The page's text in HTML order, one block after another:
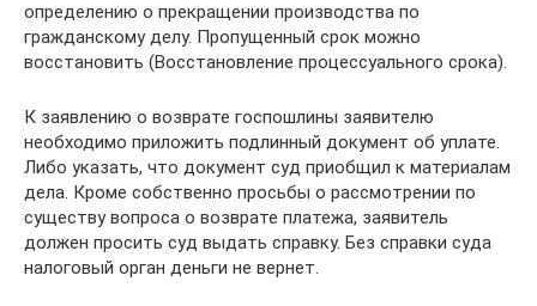
определению о прекращении производства по
гражданскому делу. Пропущенный срок можно
восстановить (Восстановление процессуального срока).
К заявлению о возврате госпошлины заявителю
необходимо приложить подлинный документ об уплате.
Либо указать, что документ суд приобщил к материалам
дела. Кроме собственно просьбы о рассмотрении по
существу вопроса о возврате платежа, заявитель
должен просить суд выдать справку. Без справки суда
налоговый орган деньги не вернет.